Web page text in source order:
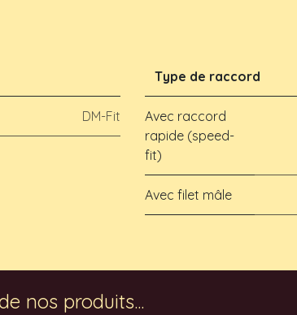
DM-Fit
Type de raccord
Avec raccord
rapide (speed-
fit)
Avec filet mâle
nos produits...